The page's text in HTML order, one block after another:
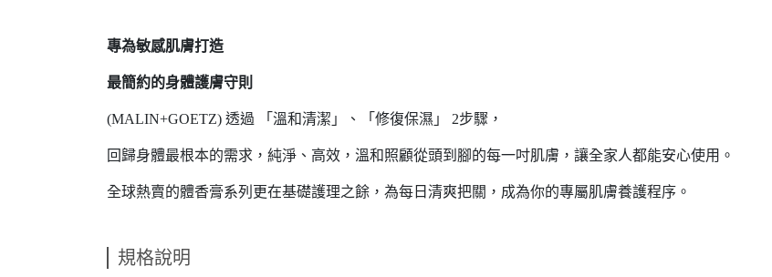
專為敏感肌膚打造
最簡約的身體護膚守則
(MALIN+GOETZ) 透過 「溫和清潔」、「修復保濕」 2步驟，
回歸身體最根本的需求，純淨、高效，溫和照顧從頭到腳的每一吋肌膚，讓全家人都能安心使用。
全球熱賣的體香膏系列更在基礎護理之餘，為每日清爽把關，成為你的專屬肌膚養護程序。
規格說明